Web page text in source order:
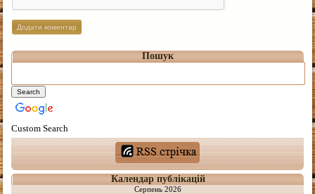
Пошук
Custom Search
Календар публікацій
Серпень 2026